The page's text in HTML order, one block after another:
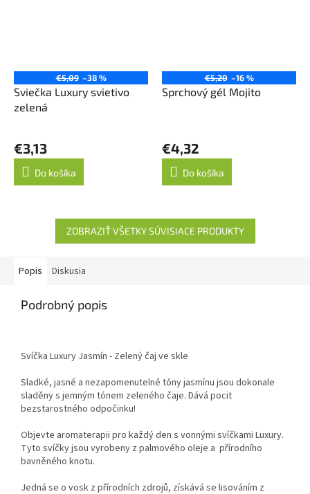
€5,09 –38 %
Sviečka Luxury svietivo
zelená
€3,13
Do košíka
€5,20 –16 %
Sprchový gél Mojito
€4,32
Do košíka
ZOBRAZIŤ VŠETKY SÚVISIACE PRODUKTY
Popis Diskusia
Podrobný popis
Svíčka Luxury Jasmín - Zelený čaj ve skle
Sladké, jasné a nezapomenutelné tóny jasmínu jsou dokonale
sladěny s jemným tónem zeleného čaje. Dává pocit
bezstarostného odpočinku!
Objevte aromaterapii pro každý den s vonnými svíčkami Luxury.
Tyto svíčky jsou vyrobeny z palmového oleje a přírodního
bavněného knotu.
Jedná se o vosk z přírodních zdrojů, získává se lisováním z